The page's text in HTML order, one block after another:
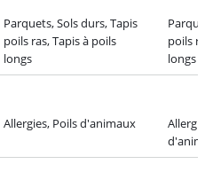
Parquets, Sols durs, Tapis
poils ras, Tapis à poils
longs
poils
longs
Allergies, Poils d'animaux